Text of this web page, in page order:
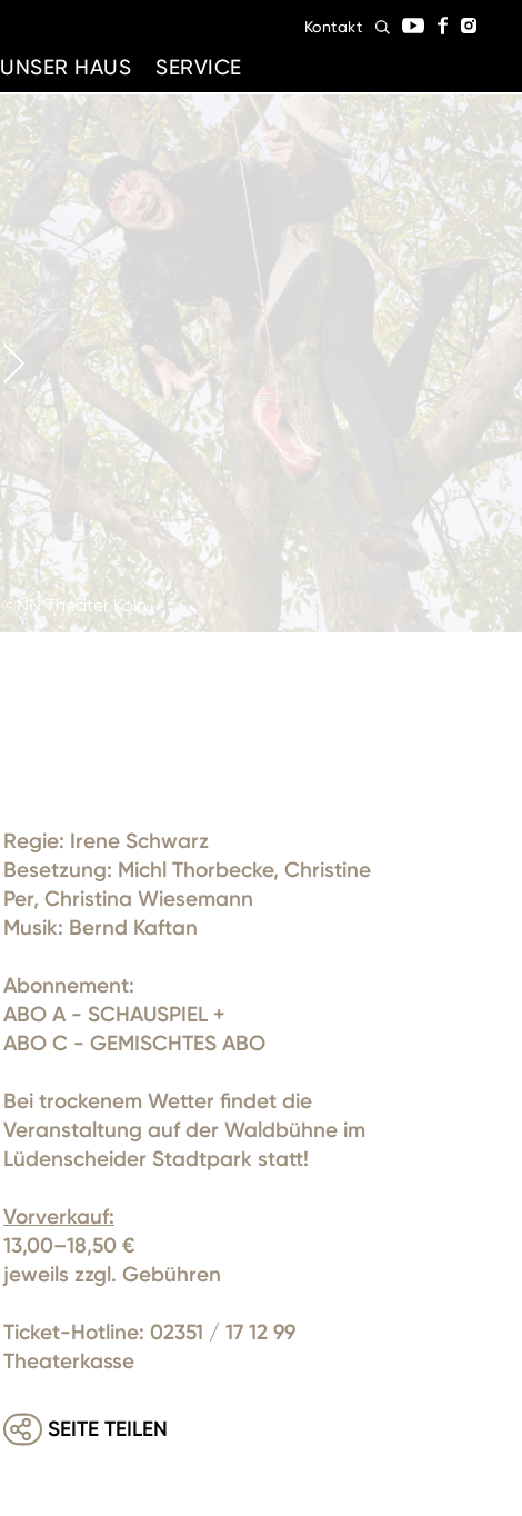
UNSER HAUS SERVICE
Kontakt
©NN Theater Köln
Regie: Irene Schwarz
Besetzung: Michl Thorbecke, Christine
Per, Christina Wiesemann
Musik: Bernd Kaftan
Abonnement:
ABO A - SCHAUSPIEL +
ABO C - GEMISCHTES ABO
Bei trockenem Wetter findet die
Veranstaltung auf der Waldbühne im
Lüdenscheider Stadtpark statt!
Vorverkauf:
13,00–18,50 €
jeweils zzgl. Gebühren
Ticket-Hotline: 02351 / 17 12 99
Theaterkasse
SEITE TEILEN